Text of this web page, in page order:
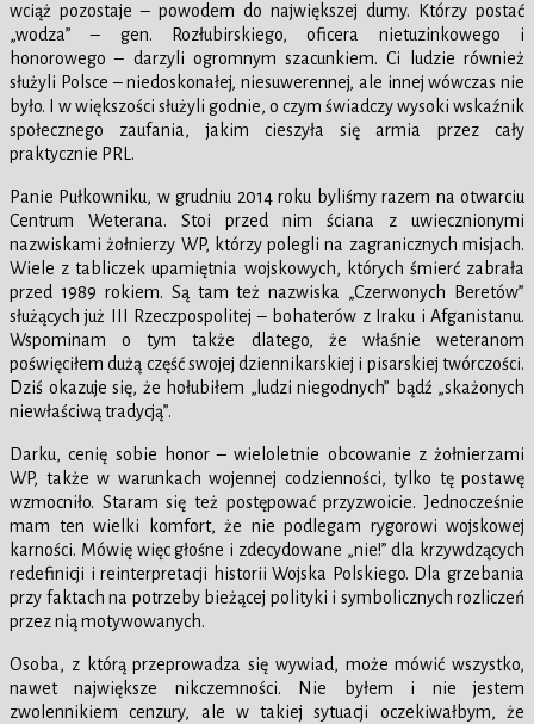
wciąż pozostaje – powodem do największej dumy. Którzy postać
„wodza” – gen. Rozłubirskiego, oficera nietuzinkowego i
honorowego – darzyli ogromnym szacunkiem. Ci ludzie również
służyli Polsce – niedoskonałej, niesuwerennej, ale innej wówczas nie
było. I w większości służyli godnie, o czym świadczy wysoki wskaźnik
społecznego zaufania, jakim cieszyła się armia przez cały
praktycznie PRL.
Panie Pułkowniku, w grudniu 2014 roku byliśmy razem na otwarciu
Centrum Weterana. Stoi przed nim ściana z uwiecznionymi
nazwiskami żołnierzy WP, którzy polegli na zagranicznych misjach.
Wiele z tabliczek upamiętnia wojskowych, których śmierć zabrała
przed 1989 rokiem. Są tam też nazwiska „Czerwonych Beretów”
służących już III Rzeczpospolitej – bohaterów z Iraku i Afganistanu.
Wspominam o tym także dlatego, że właśnie weteranom
poświęciłem dużą część swojej dziennikarskiej i pisarskiej twórczości.
Dziś okazuje się, że hołubiłem „ludzi niegodnych” bądź „skażonych
niewłaściwą tradycją”.
Darku, cenię sobie honor – wieloletnie obcowanie z żołnierzami
WP, także w warunkach wojennej codzienności, tylko tę postawę
wzmocniło. Staram się też postępować przyzwoicie. Jednocześnie
mam ten wielki komfort, że nie podlegam rygorowi wojskowej
karności. Mówię więc głośne i zdecydowane „nie!” dla krzywdzących
redefinicji i reinterpretacji historii Wojska Polskiego. Dla grzebania
przy faktach na potrzeby bieżącej polityki i symbolicznych rozliczeń
przez nią motywowanych.
Osoba, z którą przeprowadza się wywiad, może mówić wszystko,
nawet największe nikczemności. Nie byłem i nie jestem
zwolennikiem cenzury, ale w takiej sytuacji oczekiwałbym, że